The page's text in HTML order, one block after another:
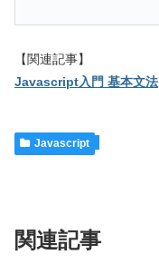
【関連記事】
Javascript入門 基本文法
Javascript
関連記事